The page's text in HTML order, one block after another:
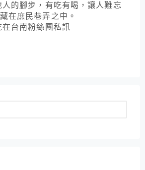
的腳步，有吃有喝，讓人難忘
在庶民巷弄之中。
台南粉絲團私訊